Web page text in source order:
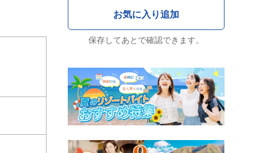
保存してあとで確認できます。